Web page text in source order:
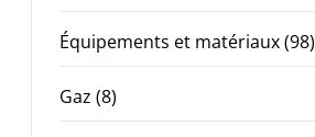
Équipements et matériaux(98)
Gaz (8)